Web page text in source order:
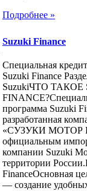
Подробнее »
Suzuki Finance
Специальная
Suzuki Finance
SuzukiЧТО ТАКОЕ
программа Suzuki
разработанная
«СУЗУКИ МОТОР
официальным
компании Suzuki
территории
FinanceОсновная
— создание